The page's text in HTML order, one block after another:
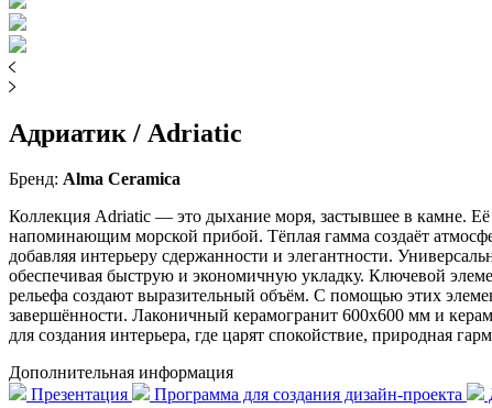
Адриатик / Adriatic
Бренд: Alma Ceramica
Коллекция Adriatic — это дыхание моря, застывшее в камне.
напоминающим морской прибой. Тёплая гамма создаёт
добавляя интерьеру сдержанности и элегантности.
обеспечивая быструю и экономичную укладку. Ключевой
рельефа создают выразительный объём. С помощью этих
завершённости. Лаконичный керамогранит 600x600 мм и
для создания интерьера, где царят спокойствие, природная
Дополнительная информация
Презентация
Программа для создания дизайн-проекта